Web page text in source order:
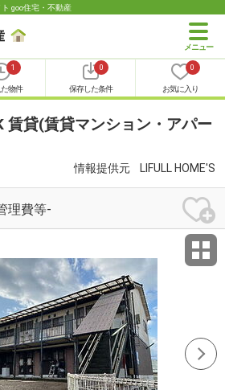
goo住宅・不動産
1
物件
0
保存した条件
0
お気に入り
賃貸(賃貸マンション・アパー
情報提供元 LIFULL HOME'S
理費等-